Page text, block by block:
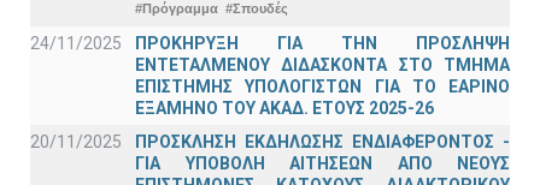
#Πρόγραμμα #Σπουδές
24/11/2025
ΠΡΟΚΗΡΥΞΗ ΓΙΑ ΤΗΝ ΠΡΟΣΛΗΨΗ
ΕΝΤΕΤΑΛΜΕΝΟΥ ΔΙΔΑΣΚΟΝΤΑ ΣΤΟ ΤΜΗΜΑ
ΕΠΙΣΤΗΜΗΣ ΥΠΟΛΟΓΙΣΤΩΝ ΓΙΑ ΤΟ ΕΑΡΙΝΟ
ΕΞΑΜΗΝΟ ΤΟΥ ΑΚΑΔ. ΕΤΟΥΣ 2025-26
20/11/2025
ΠΡΟΣΚΛΗΣΗ ΕΚΔΗΛΩΣΗΣ ΕΝΔΙΑΦΕΡΟΝΤΟΣ -
ΓΙΑ ΥΠΟΒΟΛΗ ΑΙΤΗΣΕΩΝ ΑΠΟ ΝΕΟΥΣ